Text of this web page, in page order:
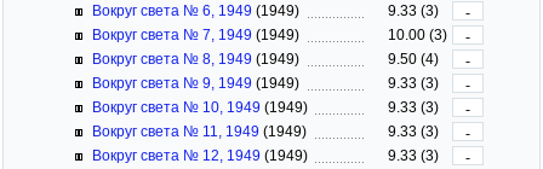
Вокруг света № 6, 1949 (1949) 9.33 (3)
-
Вокруг света № 7, 1949 (1949) 10.00 (3)
-
Вокруг света № 8, 1949 (1949) 9.50 (4)
-
Вокруг света № 9, 1949 (1949) 9.33 (3)
-
Вокруг света № 10, 1949 (1949) 9.33 (3)
-
Вокруг света № 11, 1949 (1949) 9.33 (3)
-
Вокруг света № 12, 1949 (1949) 9.33 (3)
-